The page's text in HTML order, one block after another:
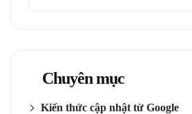
Chuyên mục
Kiến thức cập nhật từ Google